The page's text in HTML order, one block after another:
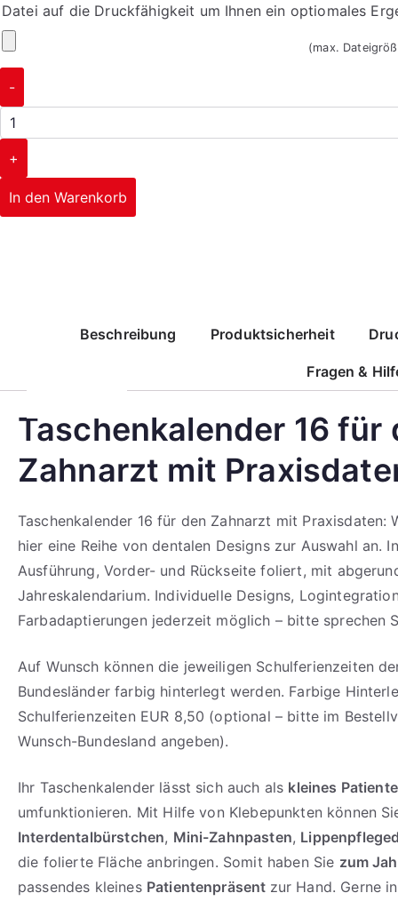
Datei auf die Druckfähigkeit um Ihnen ein optiomales
Logo
(max.
-
16
+
In den Warenkorb
Beschreibung Produktsicherheit
Fragen &
Taschenkalender 16 für
Zahnarzt mit
Taschenkalender 16 für den Zahnarzt mit Praxisdaten:
hier eine Reihe von dentalen Designs zur Auswahl an.
Ausführung, Vorder- und Rückseite foliert, mit
Jahreskalendarium. Individuelle Designs,
Farbadaptierungen jederzeit möglich – bitte sprechen
Auf Wunsch können die jeweiligen Schulferienzeiten
Bundesländer farbig hinterlegt werden. Farbige
Schulferienzeiten EUR 8,50 (optional – bitte im
Wunsch-Bundesland angeben).
Ihr Taschenkalender lässt sich auch als kleines
umfunktionieren. Mit Hilfe von Klebepunkten können
Interdentalbürstchen, Mini-Zahnpasten,
die folierte Fläche anbringen. Somit haben Sie zum
passendes kleines Patientenpräsent zur Hand. Gerne